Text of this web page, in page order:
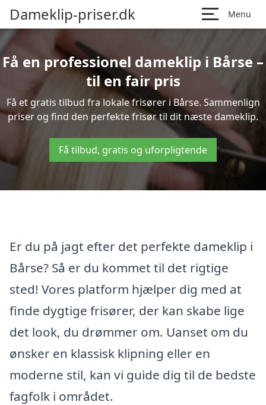
Dameklip-priser.dk Menu
Få en professionel dameklip i Bårse –
til en fair pris
Få et gratis tilbud fra lokale frisører i Bårse. Sammenlign
priser og find den perfekte frisør til dit næste dameklip.
Få tilbud, gratis og uforpligtende
Er du på jagt efter det perfekte dameklip i
Bårse? Så er du kommet til det rigtige
sted! Vores platform hjælper dig med at
finde dygtige frisører, der kan skabe lige
det look, du drømmer om. Uanset om du
ønsker en klassisk klipning eller en
moderne stil, kan vi guide dig til de bedste
fagfolk i området.